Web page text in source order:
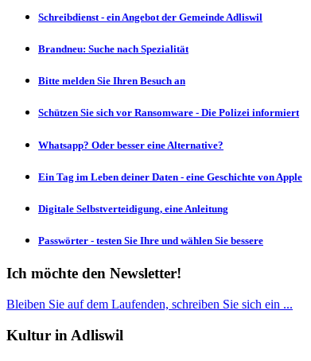
Schreibdienst - ein Angebot der Gemeinde Adliswil
Brandneu: Suche nach Spezialität
Bitte melden Sie Ihren Besuch an
Schützen Sie sich vor Ransomware - Die Polizei informiert
Whatsapp? Oder besser eine Alternative?
Ein Tag im Leben deiner Daten - eine Geschichte von Apple
Digitale Selbstverteidigung, eine Anleitung
Passwörter - testen Sie Ihre und wählen Sie bessere
Ich möchte den Newsletter!
Bleiben Sie auf dem Laufenden, schreiben Sie sich ein ...
Kultur in Adliswil